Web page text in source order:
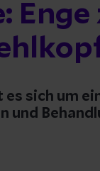
es sich um
und